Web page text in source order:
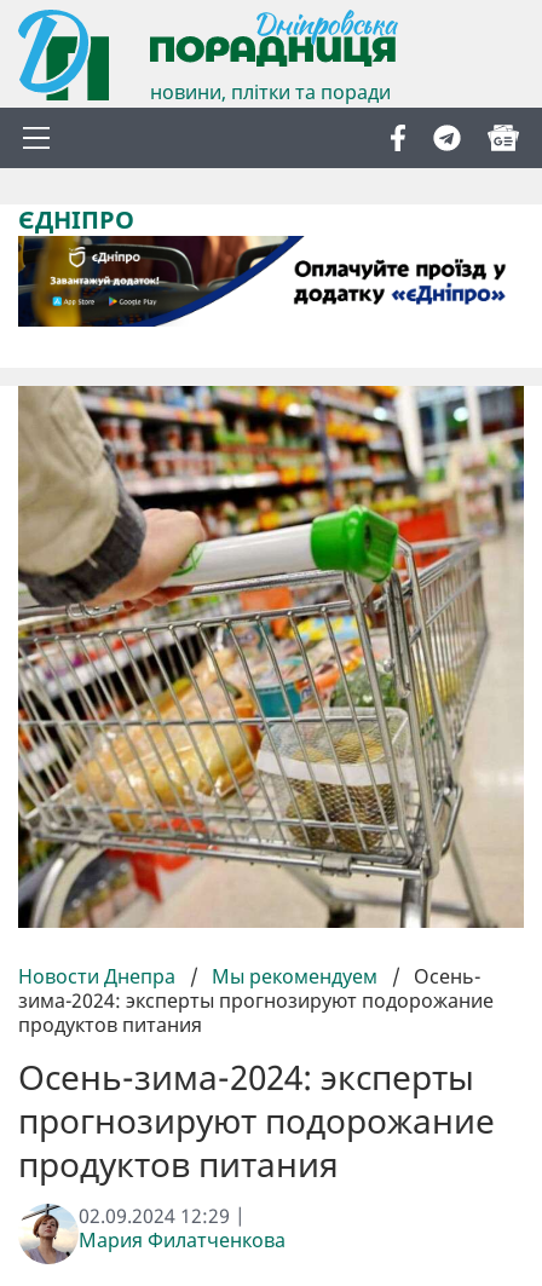
новини, плітки та поради
ЄДНІПРО
Новости Днепра / Мы рекомендуем / Осень-
зима-2024: эксперты прогнозируют подорожание
продуктов питания
Осень-зима-2024: эксперты
прогнозируют подорожание
продуктов питания
02.09.2024 12:29 |
Мария Филатченкова